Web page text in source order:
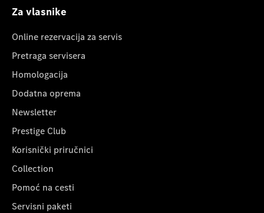
Za vlasnike
Online rezervacija za servis
Pretraga servisera
Homologacija
Dodatna oprema
Newsletter
Prestige Club
Korisnički priručnici
Collection
Pomoć na cesti
Servisni paketi